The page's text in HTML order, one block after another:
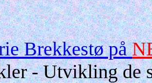
Brekkestø på
- Utvikling de